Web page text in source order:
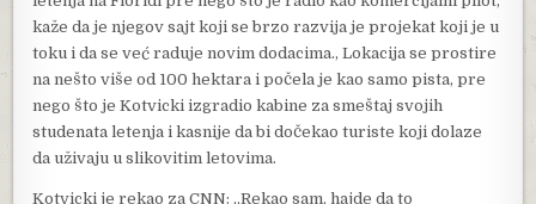
kaže da je njegov sajt koji se brzo razvija je projekat koji je u
toku i da se već raduje novim dodacima., Lokacija se prostire
na nešto više od 100 hektara i počela je kao samo pista, pre
nego što je Kotvicki izgradio kabine za smeštaj svojih
studenata letenja i kasnije da bi dočekao turiste koji dolaze
da uživaju u slikovitim letovima.
Kotvicki je rekao za CNN: „Rekao sam, hajde da to